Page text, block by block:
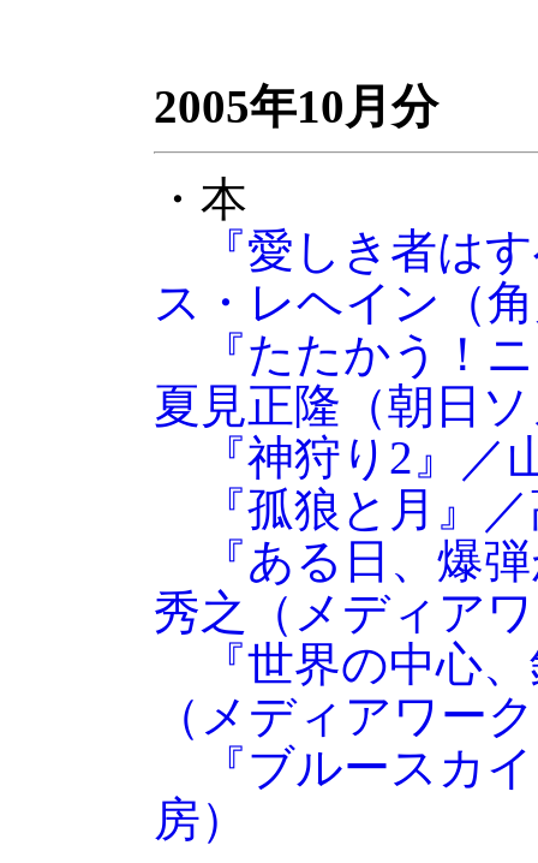
2005年10月分
・本
『愛しき者は
ス・レヘイン（
『たたかう！
夏見正隆（朝日
『神狩り2』
『孤狼と月』
『ある日、爆
秀之（メディア
『世界の中心
（メディアワー
『ブルースカ
房）